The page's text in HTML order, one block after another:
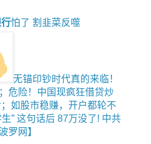
怕了 割韭菜反噬
无锚印钞时代真的来临！
危险！中国现疯狂借贷炒
如股市稳赚，开户都轮不
” 这句话后 87万没了! 中共
罗网】